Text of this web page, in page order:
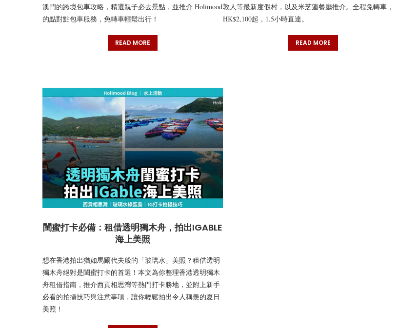
澳門的跨境包車攻略，精選親子必去景點，並推介 Holimood
的點對點包車服務，免轉車輕鬆出行！
READ MORE
敦人等最新度假村，以及米芝蓮餐廳推介。全程免轉車，
HK$2,100起，1.5小時直達。
READ MORE
閨蜜打卡必備：租借透明獨木舟，拍出IGABLE
海上美照
想在香港拍出猶如馬爾代夫般的「玻璃水」美照？租借透明
獨木舟絕對是閨蜜打卡的首選！本文為你整理香港透明獨木
舟租借指南，推介西貢相思灣等熱門打卡勝地，並附上新手
必看的拍攝技巧與注意事項，讓你輕鬆拍出令人稱羨的夏日
美照！